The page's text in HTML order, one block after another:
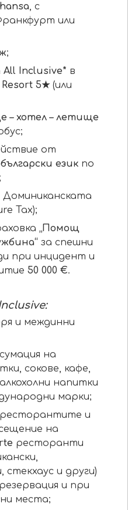
, с
или
;
All Inclusive* в
5★(или
– хотел – летище
от
български език по
Tax);
„Помощ
за спешни
при инцидент и
50 000 €.
и междинни
на
сокове, кафе,
напитки
марки;
и
на
ресторанти
стекхаус и други)
и при
места;